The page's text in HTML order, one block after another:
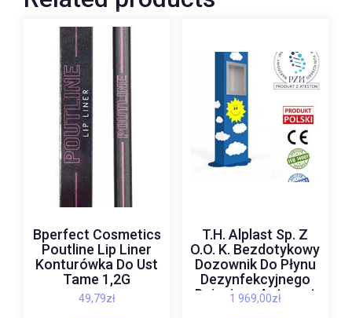
Bperfect Cosmetics
Poutline Lip Liner
Konturówka Do Ust
Tame 1,2G
49,79zł
T.H. Alplast Sp. Z
O.O. K. Bezdotykowy
Dozownik Do Płynu
Dezynfekcyjnego
Dziecięcy Antracyt
Ral 7016
1 969,00zł